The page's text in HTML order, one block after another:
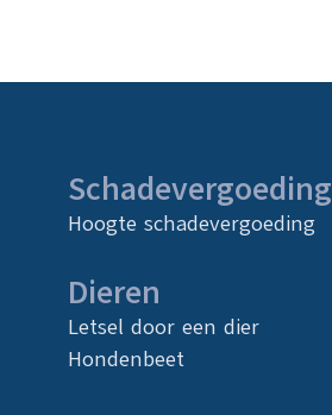
Schadevergoeding
Hoogte schadevergoeding
Dieren
Letsel door een dier
Hondenbeet